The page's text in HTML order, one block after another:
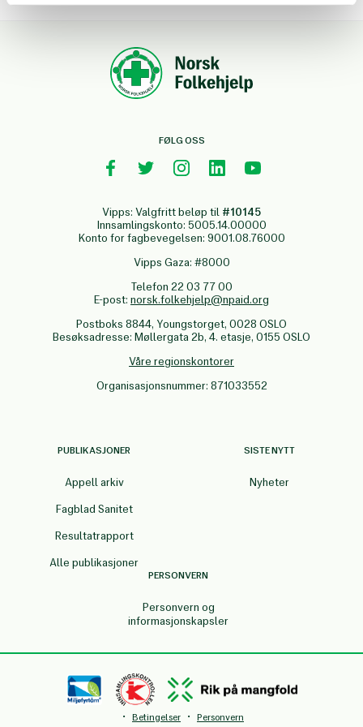
FØLG OSS
Vipps: Valgfritt beløp til #10145
Innsamlingskonto: 5005.14.00000
Konto for fagbevegelsen: 9001.08.76000
Vipps Gaza: #8000
Telefon 22 03 77 00
E-post: norsk.folkehjelp@npaid.org
Postboks 8844, Youngstorget, 0028 OSLO
Besøksadresse: Møllergata 2b, 4. etasje, 0155 OSLO
Våre regionskontorer
Organisasjonsnummer: 871033552
PUBLIKASJONER
Appell arkiv
Fagblad Sanitet
Resultatrapport
Alle publikasjoner
SISTE NYTT
Nyheter
PERSONVERN
Personvern og
informasjonskapsler
· Betingelser · Personvern